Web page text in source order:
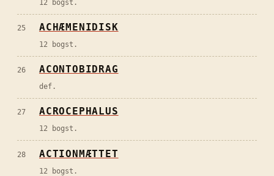
12 bogst.
25 ACHÆMENIDISK
12 bogst.
26 ACONTOBIDRAG
def.
27 ACROCEPHALUS
12 bogst.
28 ACTIONMÆTTET
12 bogst.